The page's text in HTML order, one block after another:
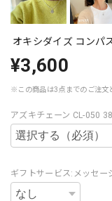
オキシダイズ コンパ
¥3,600
※この商品は3点までのご注文
アズキチェーン CL-050
ギフトサービス:メッセー